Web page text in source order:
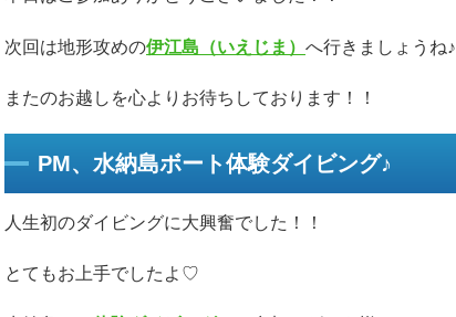
次回は地形攻めの伊江島（いえじま） へ行きましょうね♪
またのお越しを心よりお待ちしております！！
PM、水納島ボート体験ダイビング♪
人生初のダイビングに大興奮でした！！
とてもお上手でしたよ♡